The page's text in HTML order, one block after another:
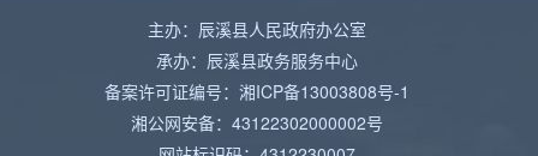
主办：辰溪县人民政府办公室
承办：辰溪县政务服务中心
备案许可证编号：湘ICP备13003808号-1
湘公网安备：43122302000002号